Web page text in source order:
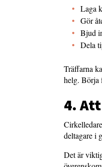
Laga
Gör
Bjud
Dela
Träffarna
helg. Börja
4.
deltagare i
Det är